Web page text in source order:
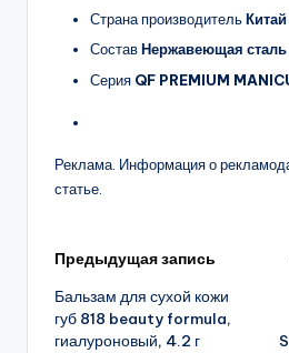
Страна производительКитай
СоставНержавеющая сталь
Серия QF PREMIUM
Реклама. Информация о
статье.
Навигация
записи
Предыдущая запись
Бальзам для сухой кожи
губ 818 beauty formula,
гиалуроновый, 4.2 г